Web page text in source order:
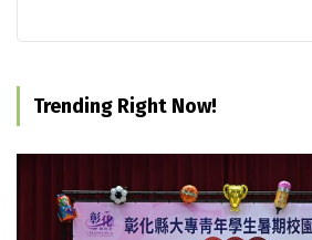
Trending Right Now!